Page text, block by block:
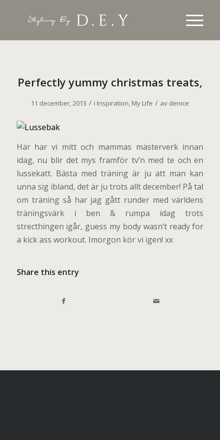
Perfectly yummy christmas treats,
11 december, 2013 / i Inspiration, My Life / av denice
Här har vi mitt och mammas mästerverk innan
idag, nu blir det mys framför tv’n med te och en
lussekatt. Bästa med träning är ju att man kan
unna sig ibland, det är ju trots allt december! På tal
om träning så har jag gått runder med världens
träningsvärk i ben & rumpa idag trots
strecthingen igår, guess my body wasn’t ready for
a kick ass workout. Imorgon kör vi igen! xx
Share this entry